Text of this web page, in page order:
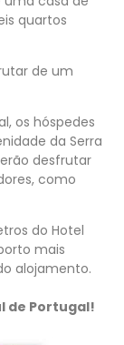
quartos
de um
os hóspedes
da Serra
desfrutar
como
do Hotel
mais
alojamento.
de Portugal!